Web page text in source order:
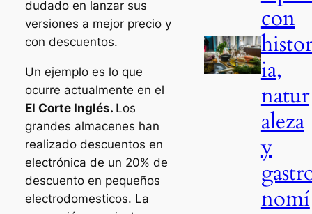
dudado en lanzar sus
versiones a mejor precio y
con descuentos.
Un ejemplo es lo que
ocurre actualmente en el
El Corte Inglés. Los
grandes almacenes han
realizado descuentos en
electrónica de un 20% de
descuento en pequeños
electrodomesticos. La
con
histor
ia,
natur
aleza
y
nomí